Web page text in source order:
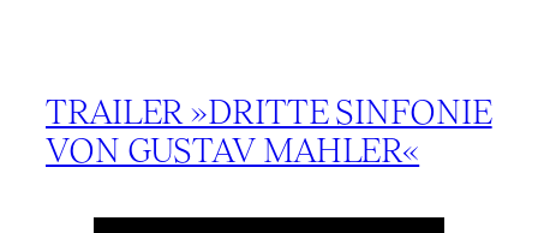
TRAILER »DRITTE SINFONIE
VON GUSTAV MAHLER«